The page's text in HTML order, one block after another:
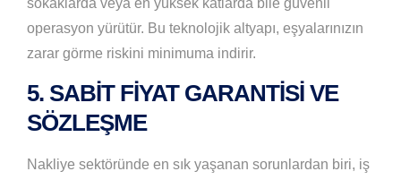
operasyon yürütür. Bu teknolojik altyapı, eşyalarınızın
zarar görme riskini minimuma indirir.
5. SABIT FIYAT GARANTISI VE
SÖZLEŞME
Nakliye sektöründe en sık yaşanan sorunlardan biri, iş